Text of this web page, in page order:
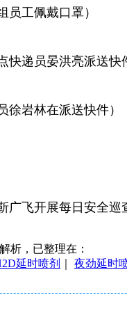
员工佩戴口罩）
快递员晏洪亮派送快
徐岩林在派送快件）
广飞开展每日安全巡
析，已整理在：
延时喷剂 夜劲延时